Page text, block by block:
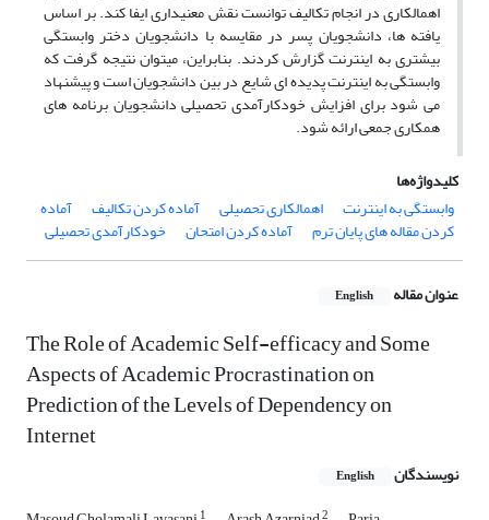
اهمالکاری در انجام تکالیف توانست نقش معنی­داری ایفا کند. بر اساس
یافته­ ها، دانشجویان پسر در مقایسه با دانشجویان دختر وابستگی
بیشتری به اینترنت گزارش کردند. بنابراین، می­توان نتیجه گرفت که
وابستگی به اینترنت پدیده ­ای شایع در بین دانشجویان است و پیشنهاد
می شود برای افزایش خودکارآمدی تحصیلی دانشجویان برنامه های
همکاری جمعی ارائه شود.
کلیدواژه‌ها
وابستگی به اینترنت
اهمالکاری تحصیلی آماده کردن تکالیف آماده
کردن مقاله های پایان ترم آماده کردن امتحان خودکارآمدی تحصیلی
عنوان مقاله English
The Role of Academic Self-efficacy and Some
Aspects of Academic Procrastination on
Prediction of the Levels of Dependency on
Internet
نویسندگان English